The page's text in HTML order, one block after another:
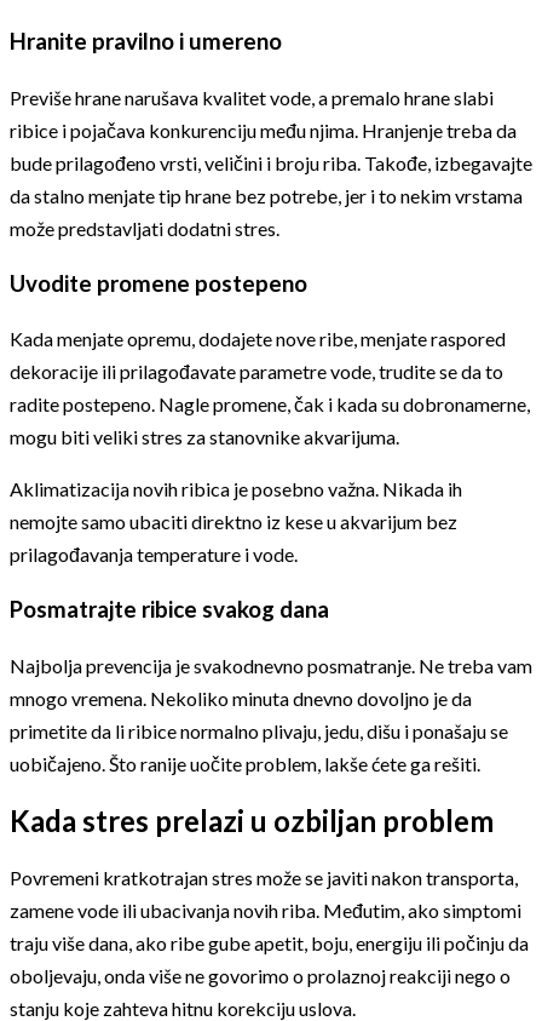
Hranite pravilno i umereno
Previše hrane narušava kvalitet vode, a premalo hrane slabi
ribice i pojačava konkurenciju među njima. Hranjenje treba da
bude prilagođeno vrsti, veličini i broju riba. Takođe, izbegavajte
da stalno menjate tip hrane bez potrebe, jer i to nekim vrstama
može predstavljati dodatni stres.
Uvodite promene postepeno
Kada menjate opremu, dodajete nove ribe, menjate raspored
dekoracije ili prilagođavate parametre vode, trudite se da to
radite postepeno. Nagle promene, čak i kada su dobronamerne,
mogu biti veliki stres za stanovnike akvarijuma.
Aklimatizacija novih ribica je posebno važna. Nikada ih
nemojte samo ubaciti direktno iz kese u akvarijum bez
prilagođavanja temperature i vode.
Posmatrajte ribice svakog dana
Najbolja prevencija je svakodnevno posmatranje. Ne treba vam
mnogo vremena. Nekoliko minuta dnevno dovoljno je da
primetite da li ribice normalno plivaju, jedu, dišu i ponašaju se
uobičajeno. Što ranije uočite problem, lakše ćete ga rešiti.
Kada stres prelazi u ozbiljan problem
Povremeni kratkotrajan stres može se javiti nakon transporta,
zamene vode ili ubacivanja novih riba. Međutim, ako simptomi
traju više dana, ako ribe gube apetit, boju, energiju ili počinju da
oboljevaju, onda više ne govorimo o prolaznoj reakciji nego o
stanju koje zahteva hitnu korekciju uslova.